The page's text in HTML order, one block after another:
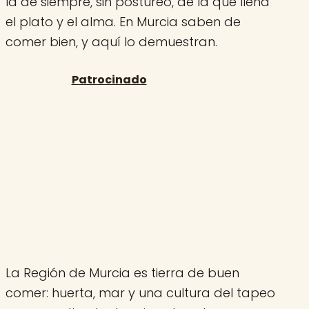
el plato y el alma. En Murcia saben de
comer bien, y aquí lo demuestran.
La Región de Murcia es tierra de buen
comer: huerta, mar y una cultura del tapeo